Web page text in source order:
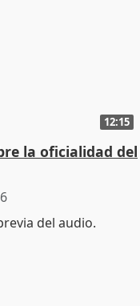
12:15
la oficialidad del